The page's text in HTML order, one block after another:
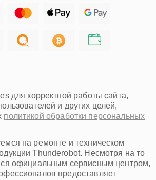
для корректной работы сайта,
и других целей,
политикой обработки персональных
на ремонте и техническом
Thunderobot. Несмотря на то
официальным сервисным центром,
предоставляет